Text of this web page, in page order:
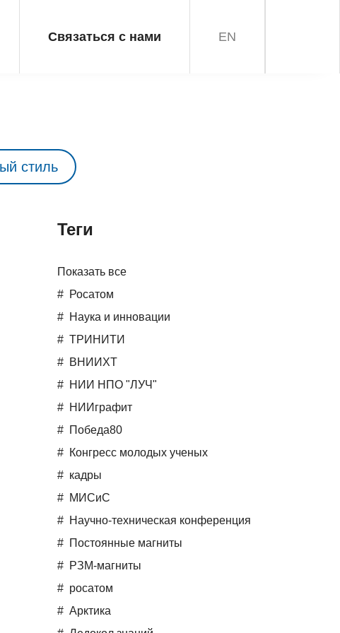
Связаться с нами EN
стиль
Teги
Показать все
Росатом
Наука и инновации
ТРИНИТИ
ВНИИХТ
НИИ НПО "ЛУЧ"
НИИграфит
Победа80
Конгресс молодых ученых
кадры
МИСиС
Научно-техническая конференция
Постоянные магниты
РЗМ-магниты
росатом
Арктика